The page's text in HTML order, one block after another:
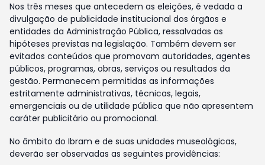
Nos três meses que antecedem as eleições, é vedada a
divulgação de publicidade institucional dos órgãos e
entidades da Administração Pública, ressalvadas as
hipóteses previstas na legislação. Também devem ser
evitados conteúdos que promovam autoridades, agentes
públicos, programas, obras, serviços ou resultados da
gestão. Permanecem permitidas as informações
estritamente administrativas, técnicas, legais,
emergenciais ou de utilidade pública que não apresentem
caráter publicitário ou promocional.
No âmbito do Ibram e de suas unidades museológicas,
deverão ser observadas as seguintes providências: